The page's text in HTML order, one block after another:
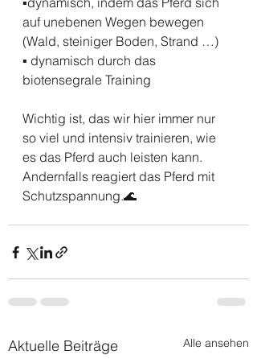
auf unebenen Wegen bewegen
(Wald, steiniger Boden, Strand …)
▪️ dynamisch durch das
biotensegrale Training
Wichtig ist, das wir hier immer nur
so viel und intensiv trainieren, wie
es das Pferd auch leisten kann.
Andernfalls reagiert das Pferd mit
Schutzspannung.🌊
Aktuelle Beiträge Alle ansehen